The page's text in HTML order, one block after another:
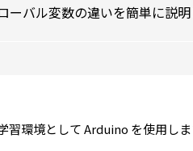
ーバル変数の違いを簡単に説
習環境として Arduino を使用しま